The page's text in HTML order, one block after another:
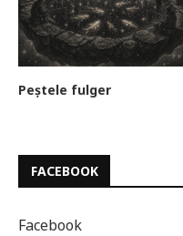
Peștele fulger
FACEBOOK
Facebook